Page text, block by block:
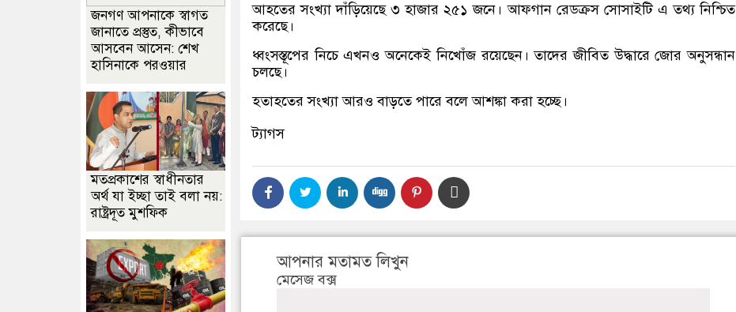
আহতের সংখ্যা দাঁড়িয়েছে ৩ হাজার ২৫১ জনে। আফগান রেডক্রস সোসাইটি এ তথ্য নিশ্চিত
করেছে।
ধ্বংসস্তূপের নিচে এখনও অনেকেই নিখোঁজ রয়েছেন। তাদের জীবিত উদ্ধারে জোর অনুসন্ধান
চলছে।
হতাহতের সংখ্যা আরও বাড়তে পারে বলে আশঙ্কা করা হচ্ছে।
ট্যাগস
আপনার মতামত লিখুন
মেসেজ বক্স
জনগণ আপনাকে স্বাগত
জানাতে প্রস্তুত, কীভাবে
আসবেন আসেন: শেখ
হাসিনাকে পরওয়ার
মতপ্রকাশের স্বাধীনতার
অর্থ যা ইচ্ছা তাই বলা নয়:
রাষ্ট্রদূত মুশফিক